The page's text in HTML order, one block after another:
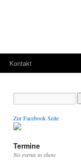
Kontakt
Zur Facebook Seite
Termine
No events to show